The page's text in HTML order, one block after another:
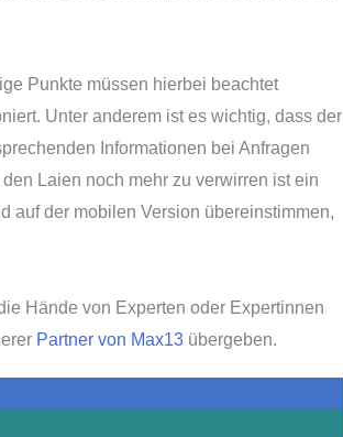
Punkte müssen hierbei beachtet
. Unter anderem ist es wichtig, dass der
Informationen bei Anfragen
Laien noch mehr zu verwirren ist ein
auf der mobilen Version übereinstimmen,
Hände von Experten oder Expertinnen
Partner von Max13 übergeben.